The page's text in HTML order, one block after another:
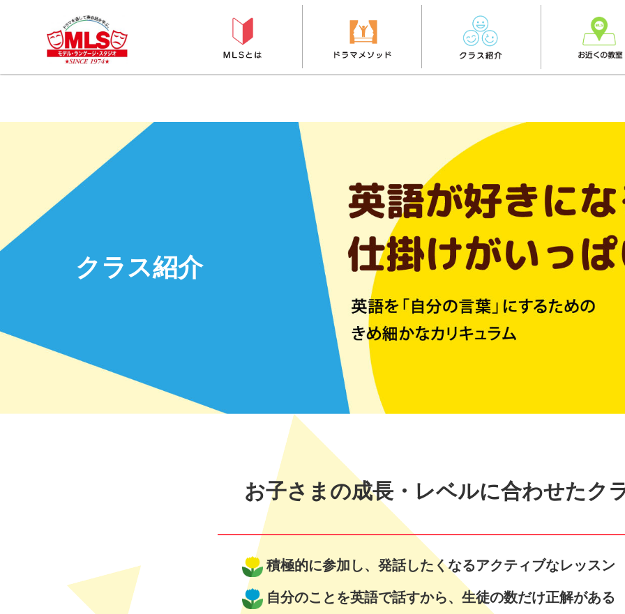
クラス紹介
お子さまの成長・レベルに合わせたク
積極的に参加し、発話したくなるアクティブなレッスン
自分のことを英語で話すから、生徒の数だけ正解がある